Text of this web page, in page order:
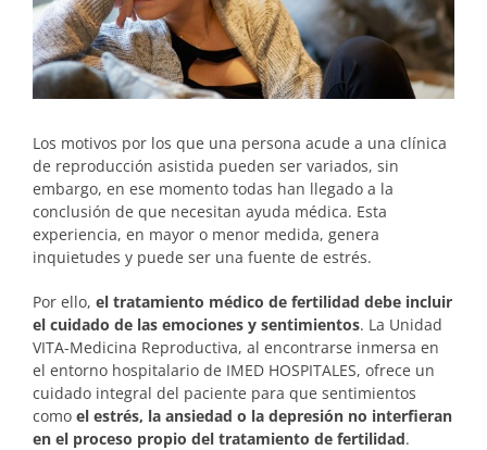
Los motivos por los que una persona acude a una clínica
de reproducción asistida pueden ser variados, sin
embargo, en ese momento todas han llegado a la
conclusión de que necesitan ayuda médica. Esta
experiencia, en mayor o menor medida, genera
inquietudes y puede ser una fuente de estrés.
Por ello, el tratamiento médico de fertilidad debe incluir
el cuidado de las emociones y sentimientos. La Unidad
VITA-Medicina Reproductiva, al encontrarse inmersa en
el entorno hospitalario de IMED HOSPITALES, ofrece un
cuidado integral del paciente para que sentimientos
como el estrés, la ansiedad o la depresión no interfieran
en el proceso propio del tratamiento de fertilidad.